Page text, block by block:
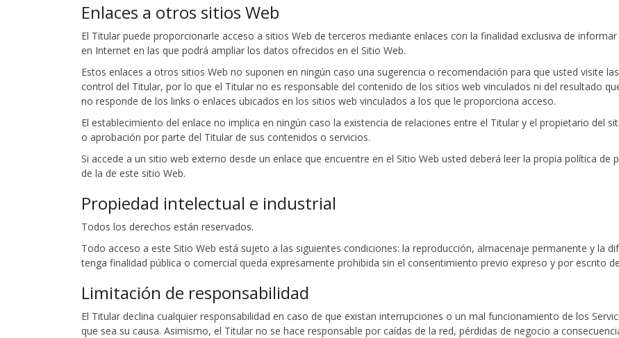
Enlaces a otros sitios Web
El Titular puede proporcionarle acceso a sitios Web de terceros mediante enlaces con la finalidad exclusiva de
en Internet en las que podrá ampliar los datos ofrecidos en el Sitio Web.
Estos enlaces a otros sitios Web no suponen en ningún caso una sugerencia o recomendación para que usted visite
control del Titular, por lo que el Titular no es responsable del contenido de los sitios web vinculados ni del resultado
no responde de los links o enlaces ubicados en los sitios web vinculados a los que le proporciona acceso.
El establecimiento del enlace no implica en ningún caso la existencia de relaciones entre el Titular y el propietario del
o aprobación por parte del Titular de sus contenidos o servicios.
Si accede a un sitio web externo desde un enlace que encuentre en el Sitio Web usted deberá leer la propia política
de la de este sitio Web.
Propiedad intelectual e industrial
Todos los derechos están reservados.
Todo acceso a este Sitio Web está sujeto a las siguientes condiciones: la reproducción, almacenaje permanente y la
tenga finalidad pública o comercial queda expresamente prohibida sin el consentimiento previo expreso y por escrito
Limitación de responsabilidad
El Titular declina cualquier responsabilidad en caso de que existan interrupciones o un mal funcionamiento de los
que sea su causa. Asimismo, el Titular no se hace responsable por caídas de la red, pérdidas de negocio a